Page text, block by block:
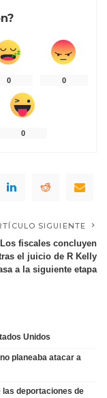
0 0
0
SIGUIENTE
Los fiscales concluyen
el juicio de R Kelly
a la siguiente etapa
Unidos
planeaba atacar a
las deportaciones de